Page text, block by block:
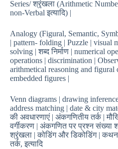
Series/ श्रृंखला (Arithmetic
non-Verbal इत्यादि) |
Analogy (Figural, Semantic,
| pattern- folding | Puzzle | visual
solving | शब्द निर्माण | numerical
operations | discrimination |
arithmetical reasoning and figural
embedded figures |
Venn diagrams | drawing
address matching | date & city
की अवधारणाएं | अंकगणितीय तर्क |
वर्गीकरण | अंकगणित पर प्रश्न संख्या
श्रृंखला | कोडिंग और डिकोडिंग | कथन
तर्क, इत्यादि